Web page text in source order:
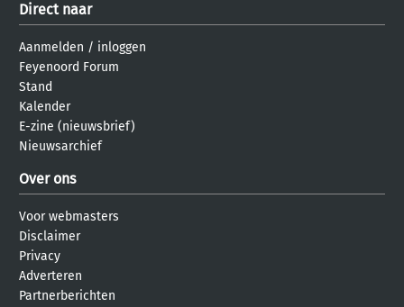
Direct naar
Aanmelden / inloggen
Feyenoord Forum
Stand
Kalender
E-zine (nieuwsbrief)
Nieuwsarchief
Over ons
Voor webmasters
Disclaimer
Privacy
Adverteren
Partnerberichten